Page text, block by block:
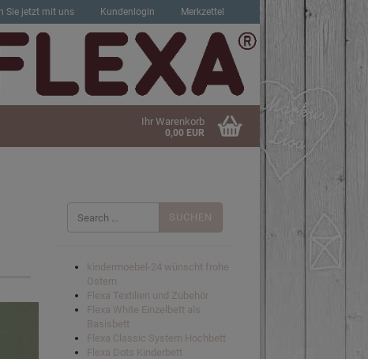
Sie jetzt mit uns Kundenlogin Merkzettel
Ihr Warenkorb
0,00 EUR
Suchen
nach:
kindermoebel-24 wünscht frohe
Ostern
Flexa Textilien und Zubehör
Flexa White Einzelbett als
Basisbett
Flexa Classic System Hochbett
Flexa Dots Kinderbett